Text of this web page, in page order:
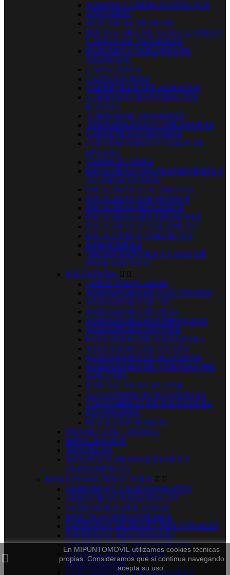
En MIPUNTOMOVIL utilizamos cookies técnicas
propias. Consideramos que si continua navegando
acepta su uso.
ACEITES Y LIMPIA CONTACTOS
ANDAMIOS
BANCOS DE TRABAJO
BOLSAS, MOCHILAS MALETINES Y
CARROS DE TRASPORTE
BUZONES Y TABLONES DE
ANUNCIOS
CABALLETES
CAJAS FUERTES
CARRETILLAS DE ALMACEN
.CARROS PLATAFORMA CON
RUEDAS
.CARROS DE TRASPORTE
.TRANSPALETAS Y APILADORAS
CARRETILLAS DE OBRA
CONTENEDORES Y CUBOS DE
BASURA
CUBOS DE OBRA
ESCALERAS CON PLATAFORMAS Y
GUARDACUERPOS
ESCALERAS ELECTRICISTA
ESCALERAS POR TRAMOS
ESCALERAS PLEGABLES
ESCALERAS MULTIPOSICION
ESCALERAS TELESCOPICAS
ESCALONES Y TABURETES
ESTANTERIAS
ORGANIZADORES Y CAJAS DE
HERRAMIENTAS
SOLDADURA  
CORTE POR PLASMA
SOLDADORES DE ELECTRODOS
SOLDADORES DE TIG
SOLDADORES DE HILO
SOLDADORES MULTIPROCESO
SOLDADORES SPOTTER
ESTACIONES DE SOLDADURA
SOLDADORES DE ESTAÑO
SOLDADORES DE PLASTICOS
SOLDADORES DE TUBERIAS PPR
SOPLETES
PANTALLAS DE SOLDAR
ACCESORIOS DE SOLDADURA
CONSUMIBLES DE SOLDADURA
ELECTRODOS
REPUESTOS SOWELL
PROTECCION LABORAL
SEÑALIZACION
TAQUILLAS
REPUESTOS DE MAQUINARIA Y
HERRAMIENTAS
MAQUINARIA HOSTELERIA  
ARMARIOS Y CALIENTAPLATOS
ARROCERAS INDUSTRIALES
BAÑO MARIA INDUSTRIAL
BASCULAS INDUSTRIALES
BATIDORAS DE BRAZO INDUSTRIALES
BATIDORAS INDUSTRIALES
COCINAS A GAS INDUSTRIALES
COCINAS DE INDUCCION
INDUSTRIALES
CORTADORAS Y ENVASADORAS